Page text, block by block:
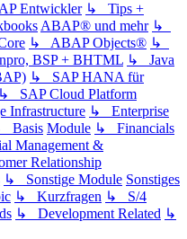
Entwickler ↳ Tips +
ABAP® und mehr ↳
↳ ABAP Objects® ↳
BSP + BHTML ↳ Java
↳ SAP HANA für
↳ SAP Cloud Platform
Infrastructure ↳ Enterprise
Basis Module ↳ Financials
Management &
Relationship
↳ Sonstige Module Sonstiges
↳ Kurzfragen ↳ S/4
↳ Development Related ↳